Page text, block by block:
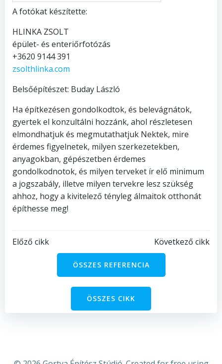
A fotókat készítette:
HLINKA ZSOLT
épület- és enteriőrfotózás
+3620 9144 391
zsolthlinka.com
Belsőépítészet: Buday László
Ha építkezésen gondolkodtok, és belevágnátok,
gyertek el konzultálni hozzánk, ahol részletesen
elmondhatjuk és megmutathatjuk Nektek, mire
érdemes figyelnetek, milyen szerkezetekben,
anyagokban, gépészetben érdemes
gondolkodnotok, és milyen terveket ír elő minimum
a jogszabály, illetve milyen tervekre lesz szükség
ahhoz, hogy a kivitelező tényleg álmaitok otthonát
építhesse meg!
Bejegyzés
navigáció
Előző cikk
Bejegyzés
navigáció
Következő cikk
ÖSSZES REFERENCIA
ÖSSZES CIKK